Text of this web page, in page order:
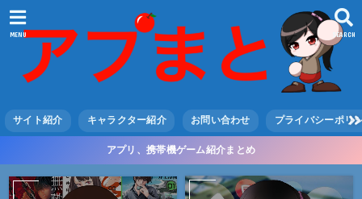
SEARCH
MENU
サイト紹介 キャラクター紹介 お問い合わせ プライバシーポリ
アプリ、携帯機ゲーム紹介まとめ